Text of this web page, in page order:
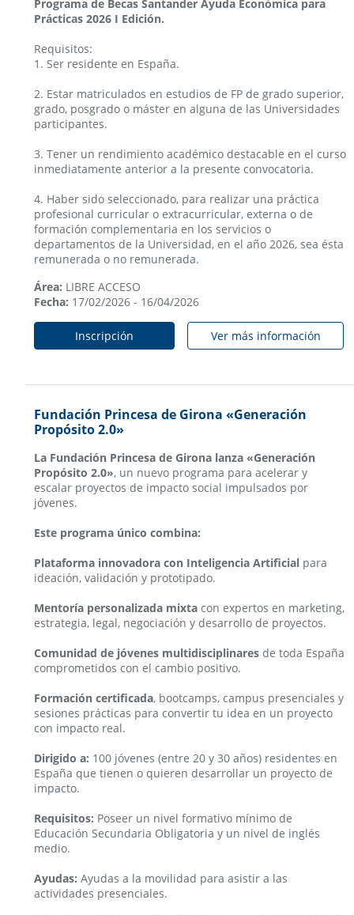
Programa de Becas Santander Ayuda Económica para
Prácticas 2026 I Edición.
Requisitos:
1. Ser residente en España.
2. Estar matriculados en estudios de FP de grado superior,
grado, posgrado o máster en alguna de las Universidades
participantes.
3. Tener un rendimiento académico destacable en el curso
inmediatamente anterior a la presente convocatoria.
4. Haber sido seleccionado, para realizar una práctica
profesional curricular o extracurricular, externa o de
formación complementaria en los servicios o
departamentos de la Universidad, en el año 2026, sea ésta
remunerada o no remunerada.
Área: LIBRE ACCESO
Fecha: 17/02/2026 - 16/04/2026
Inscripción Ver más información
Fundación Princesa de Girona «Generación
Propósito 2.0»
La Fundación Princesa de Girona lanza «Generación
Propósito 2.0», un nuevo programa para acelerar y
escalar proyectos de impacto social impulsados por
jóvenes.
Este programa único combina:
Plataforma innovadora con Inteligencia Artificial para
ideación, validación y prototipado.
Mentoría personalizada mixta con expertos en marketing,
estrategia, legal, negociación y desarrollo de proyectos.
Comunidad de jóvenes multidisciplinares de toda España
comprometidos con el cambio positivo.
Formación certificada, bootcamps, campus presenciales y
sesiones prácticas para convertir tu idea en un proyecto
con impacto real.
Dirigido a: 100 jóvenes (entre 20 y 30 años) residentes en
España que tienen o quieren desarrollar un proyecto de
impacto.
Requisitos: Poseer un nivel formativo mínimo de
Educación Secundaria Obligatoria y un nivel de inglés
medio.
Ayudas: Ayudas a la movilidad para asistir a las
actividades presenciales.